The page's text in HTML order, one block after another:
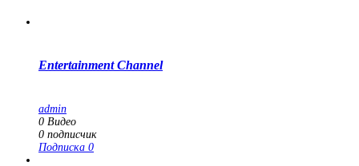
Entertainment Channel
admin
0 Видео
0 подписчик
Подписка 0